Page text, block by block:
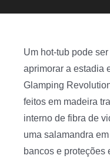
Um hot-tub pode
aprimorar a estadia
Glamping
feitos em madeira
interno de fibra de
uma salamandra
bancos e proteções